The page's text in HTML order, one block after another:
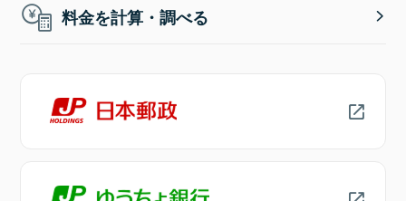
料金を計算・調べる